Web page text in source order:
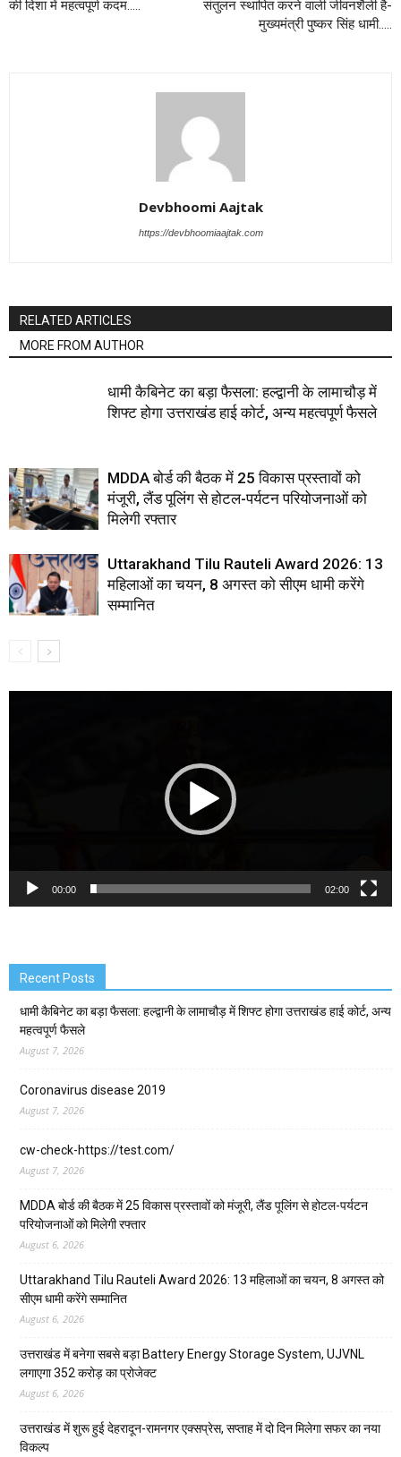
की दिशा में महत्वपूर्ण कदम…..
संतुलन स्थापित करने वाली जीवनशैली है-
मुख्यमंत्री पुष्कर सिंह धामी…..
Devbhoomi Aajtak
https://devbhoomiaajtak.com
RELATED ARTICLES
MORE FROM AUTHOR
धामी कैबिनेट का बड़ा फैसला: हल्द्वानी के लामाचौड़ में
शिफ्ट होगा उत्तराखंड हाई कोर्ट, अन्य महत्वपूर्ण फैसले
MDDA बोर्ड की बैठक में 25 विकास प्रस्तावों को
मंजूरी, लैंड पूलिंग से होटल-पर्यटन परियोजनाओं को
मिलेगी रफ्तार
Uttarakhand Tilu Rauteli Award 2026: 13
महिलाओं का चयन, 8 अगस्त को सीएम धामी करेंगे
सम्मानित
00:00 02:00
Recent Posts
धामी कैबिनेट का बड़ा फैसला: हल्द्वानी के लामाचौड़ में शिफ्ट होगा उत्तराखंड हाई कोर्ट, अन्य
महत्वपूर्ण फैसले
August 7, 2026
Coronavirus disease 2019
August 7, 2026
cw-check-https://test.com/
August 7, 2026
MDDA बोर्ड की बैठक में 25 विकास प्रस्तावों को मंजूरी, लैंड पूलिंग से होटल-पर्यटन
परियोजनाओं को मिलेगी रफ्तार
August 6, 2026
Uttarakhand Tilu Rauteli Award 2026: 13 महिलाओं का चयन, 8 अगस्त को
सीएम धामी करेंगे सम्मानित
August 6, 2026
उत्तराखंड में बनेगा सबसे बड़ा Battery Energy Storage System, UJVNL
लगाएगा 352 करोड़ का प्रोजेक्ट
August 6, 2026
उत्तराखंड में शुरू हुई देहरादून-रामनगर एक्सप्रेस, सप्ताह में दो दिन मिलेगा सफर का नया
विकल्प